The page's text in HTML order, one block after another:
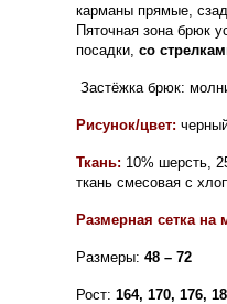
карманы прямые ,
Пяточная зона брюк
посадки, со
Застёжка брюк:
Рисунок/цвет:
Ткань: 10% шерсть,
ткань смесовая с
Размерная сетка на
Размеры: 48 – 72
Рост: 164, 170, 176,